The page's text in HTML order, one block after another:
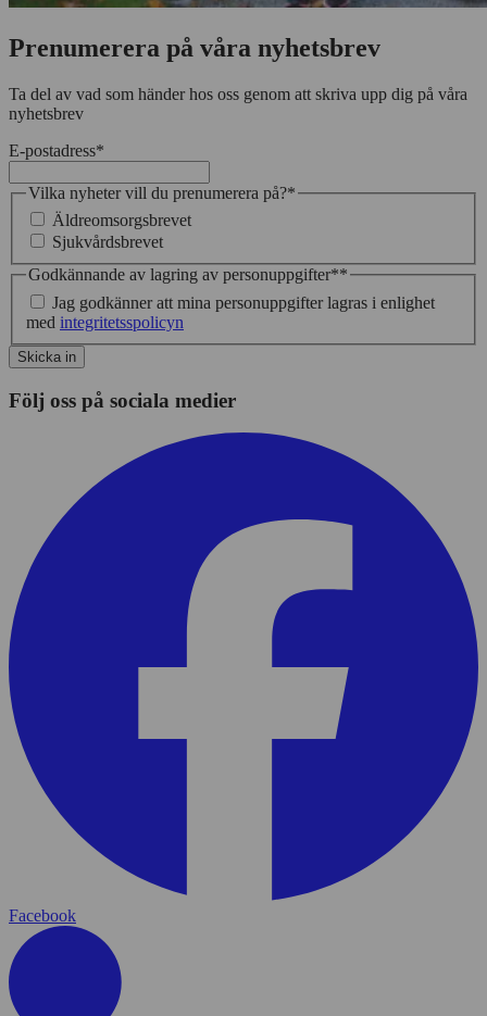
Prenumerera på våra nyhetsbrev
Ta del av vad som händer hos oss genom att skriva upp dig på våra
nyhetsbrev
E-postadress*
Vilka nyheter vill du prenumerera på?*
Äldreomsorgsbrevet
Sjukvårdsbrevet
Godkännande av lagring av personuppgifter**
Jag godkänner att mina personuppgifter lagras i enlighet
med integritetsspolicyn
Skicka in
Följ oss på sociala medier
Facebook